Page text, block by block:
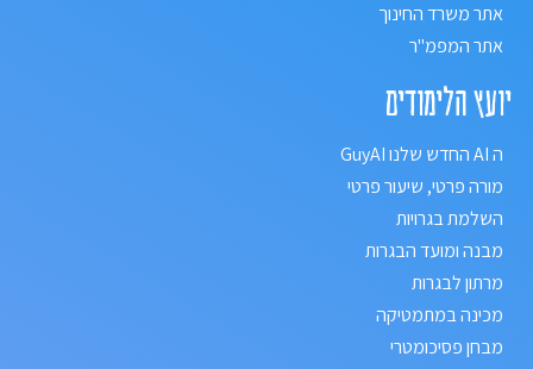
אתר משרד החינוך
אתר המפמ"ר
יועץ הלימודים
ה AI החדש שלנו GuyAI
מורה פרטי, שיעור פרטי
השלמת בגרויות
מבנה ומועד הבגרות
מרתון לבגרות
מכינה במתמטיקה
מבחן פסיכומטרי